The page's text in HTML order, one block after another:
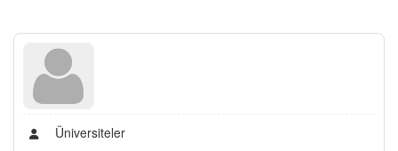
Üniversiteler